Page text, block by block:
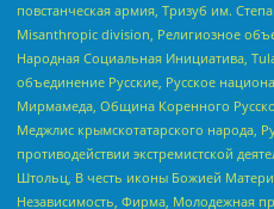
повстанческая армия, Тризуб им.
Misanthropic division, Религиозное
Народная Социальная Инициатива,
объединение Русские, Русское
Мирмамеда, Община Коренного
Меджлис крымскотатарского народа,
противодействии экстремистской
Штольц, В честь иконы Божией
Независимость, Фирма, Молодежная